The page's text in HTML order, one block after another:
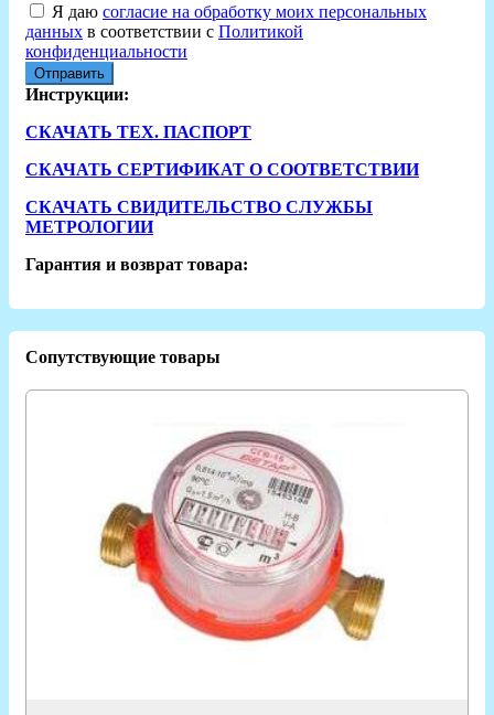
Я даю согласие на обработку моих персональных
данных в соответствии с Политикой
конфиденциальности
Отправить
Инструкции:
СКАЧАТЬ ТЕХ. ПАСПОРТ
СКАЧАТЬ СЕРТИФИКАТ О СООТВЕТСТВИИ
СКАЧАТЬ СВИДИТЕЛЬСТВО СЛУЖБЫ
МЕТРОЛОГИИ
Гарантия и возврат товара:
Сопутствующие товары